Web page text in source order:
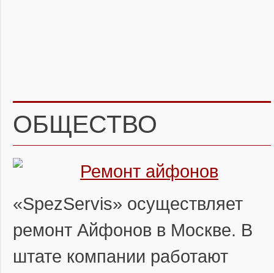
ОБЩЕСТВО
Ремонт айфонов
«SpezServis» осуществляет
ремонт Айфонов в Москве. В
штате компании работают